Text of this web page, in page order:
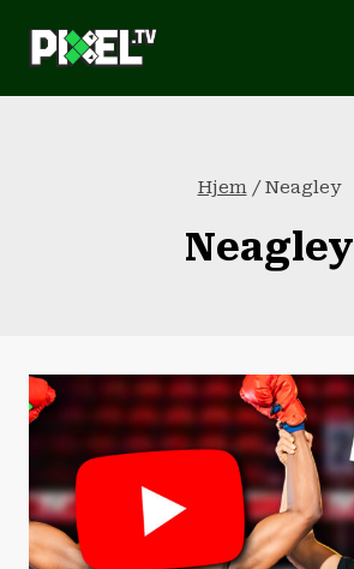
Hjem / Neagley
Neagley